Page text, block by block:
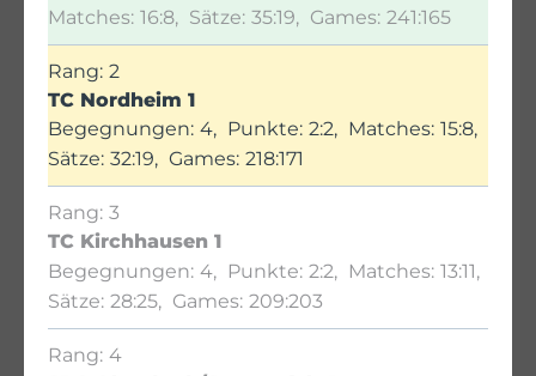
16:8
35:19 241:165
2
TC Nordheim 1
4
2:2
15:8
32:19
218:171
3
TC Kirchhausen 1
4
2:2
13:11
28:25
209:203
4